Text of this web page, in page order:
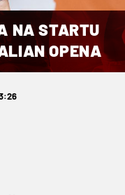
NA STARTU
OPENA